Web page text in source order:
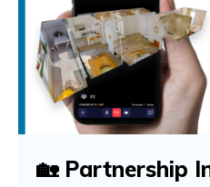
🏡 Partnership